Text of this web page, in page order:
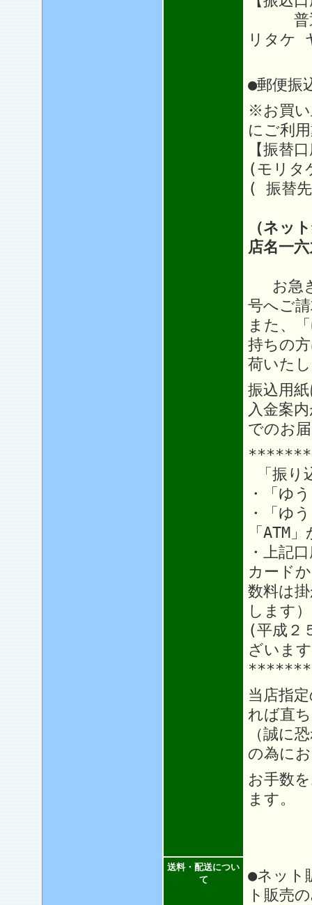
普通
リタケ
●郵便振
※お買い
にご利
【振替
(モリタ
( 振替
（ネッ
店名一
お急ぎ
号へご
また、
持ちの
荷いた
振込用
入金案
でのお
「振り
・「ゆ
・「ゆ
「ATM
・上記
カード
数料は
します）
(平成２
ざいま
当店指
れば直
（誠に
の為に
お手数
ます。
送料・配送につい
て
●ネット
ト販売